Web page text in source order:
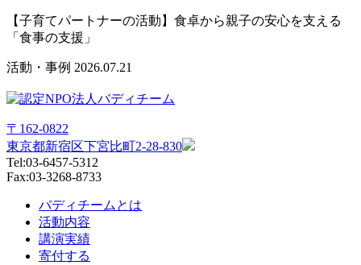
【子育てパートナーの活動】食卓から親子の安心を支える
「食事の支援」
活動・事例 2026.07.21
〒162-0822
東京都新宿区下宮比町2-28-830
Tel:03-6457-5312
Fax:03-3268-8733
バディチームとは
活動内容
講演実績
寄付する